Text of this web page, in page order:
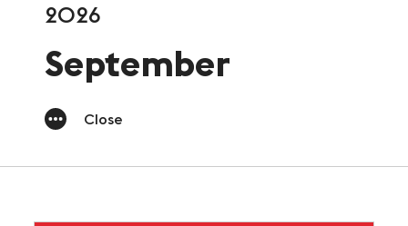
INFOS PRATIQUES
2026
September
Close